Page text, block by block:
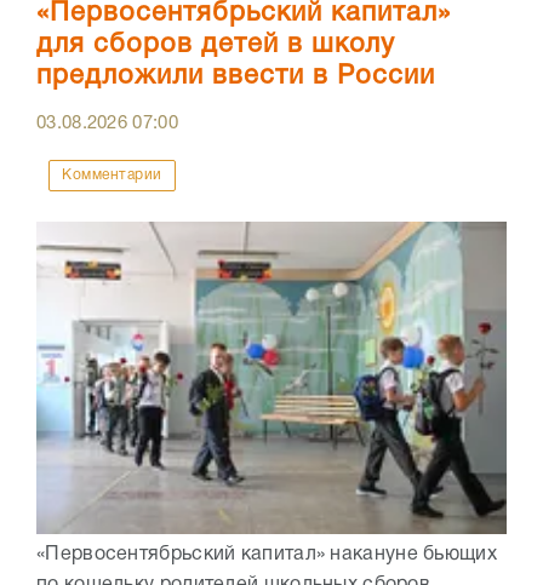
«Первосентябрьский капитал»
для сборов детей в школу
предложили ввести в России
03.08.202607:00
Комментарии
«Первосентябрьский капитал» накануне бьющих